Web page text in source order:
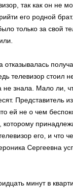
так как он не
его родной
только за свой
телевизор стоил
не знала. Мало ли,
Представитель
ей не о чем
его, и что
Сергеевна
минут в